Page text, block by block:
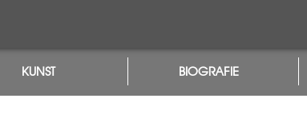
KUNST BIOGRAFIE